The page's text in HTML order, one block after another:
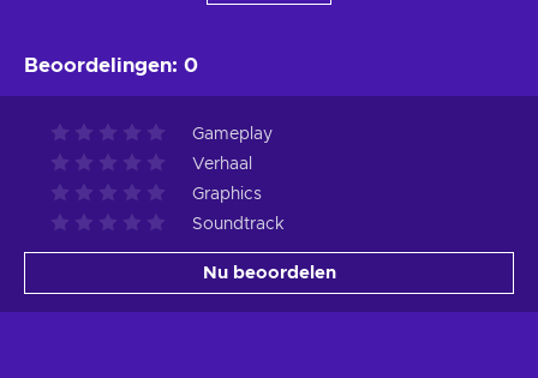
Beoordelingen: 0
Gameplay
Verhaal
Graphics
Soundtrack
Nu beoordelen